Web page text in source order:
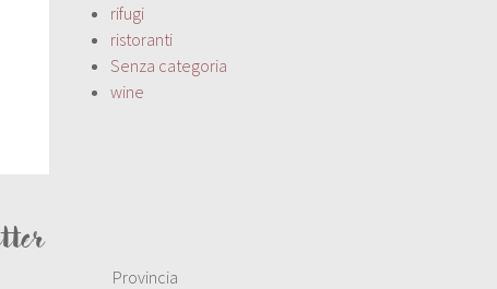
rifugi
ristoranti
Senza categoria
wine
Provincia